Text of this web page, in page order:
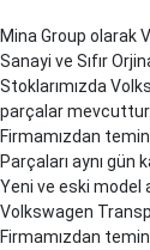
Mina Group olarak
Sanayi ve Sıfır
Stoklarımızda
parçalar mevcuttur.
Firmamızdan
Parçaları aynı gün
Yeni ve eski model
Volkswagen
Firmamızdan